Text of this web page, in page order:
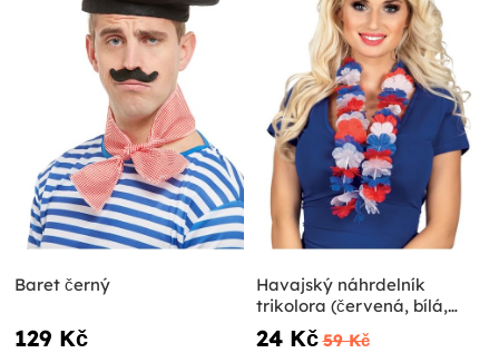
Baret černý
129 Kč
Havajský náhrdelník
trikolora (červená, bílá,
modrá)
24 Kč 59 Kč